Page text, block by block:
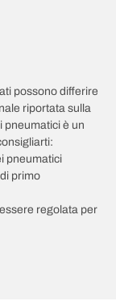
possono differire
riportata sulla
pneumatici è un
pneumatici
primo
regolata per